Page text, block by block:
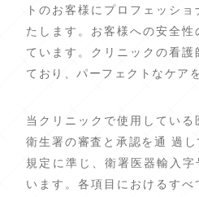
トのお客様にプロフェッシ
たします。お客様への安全性
ています。クリニックの看護
ており、パーフェクトなケア
当クリニックで使用してい
衛生署の審査と承認を通 過
規定に準じ、衛署医器輸入
います。各項目におけるす